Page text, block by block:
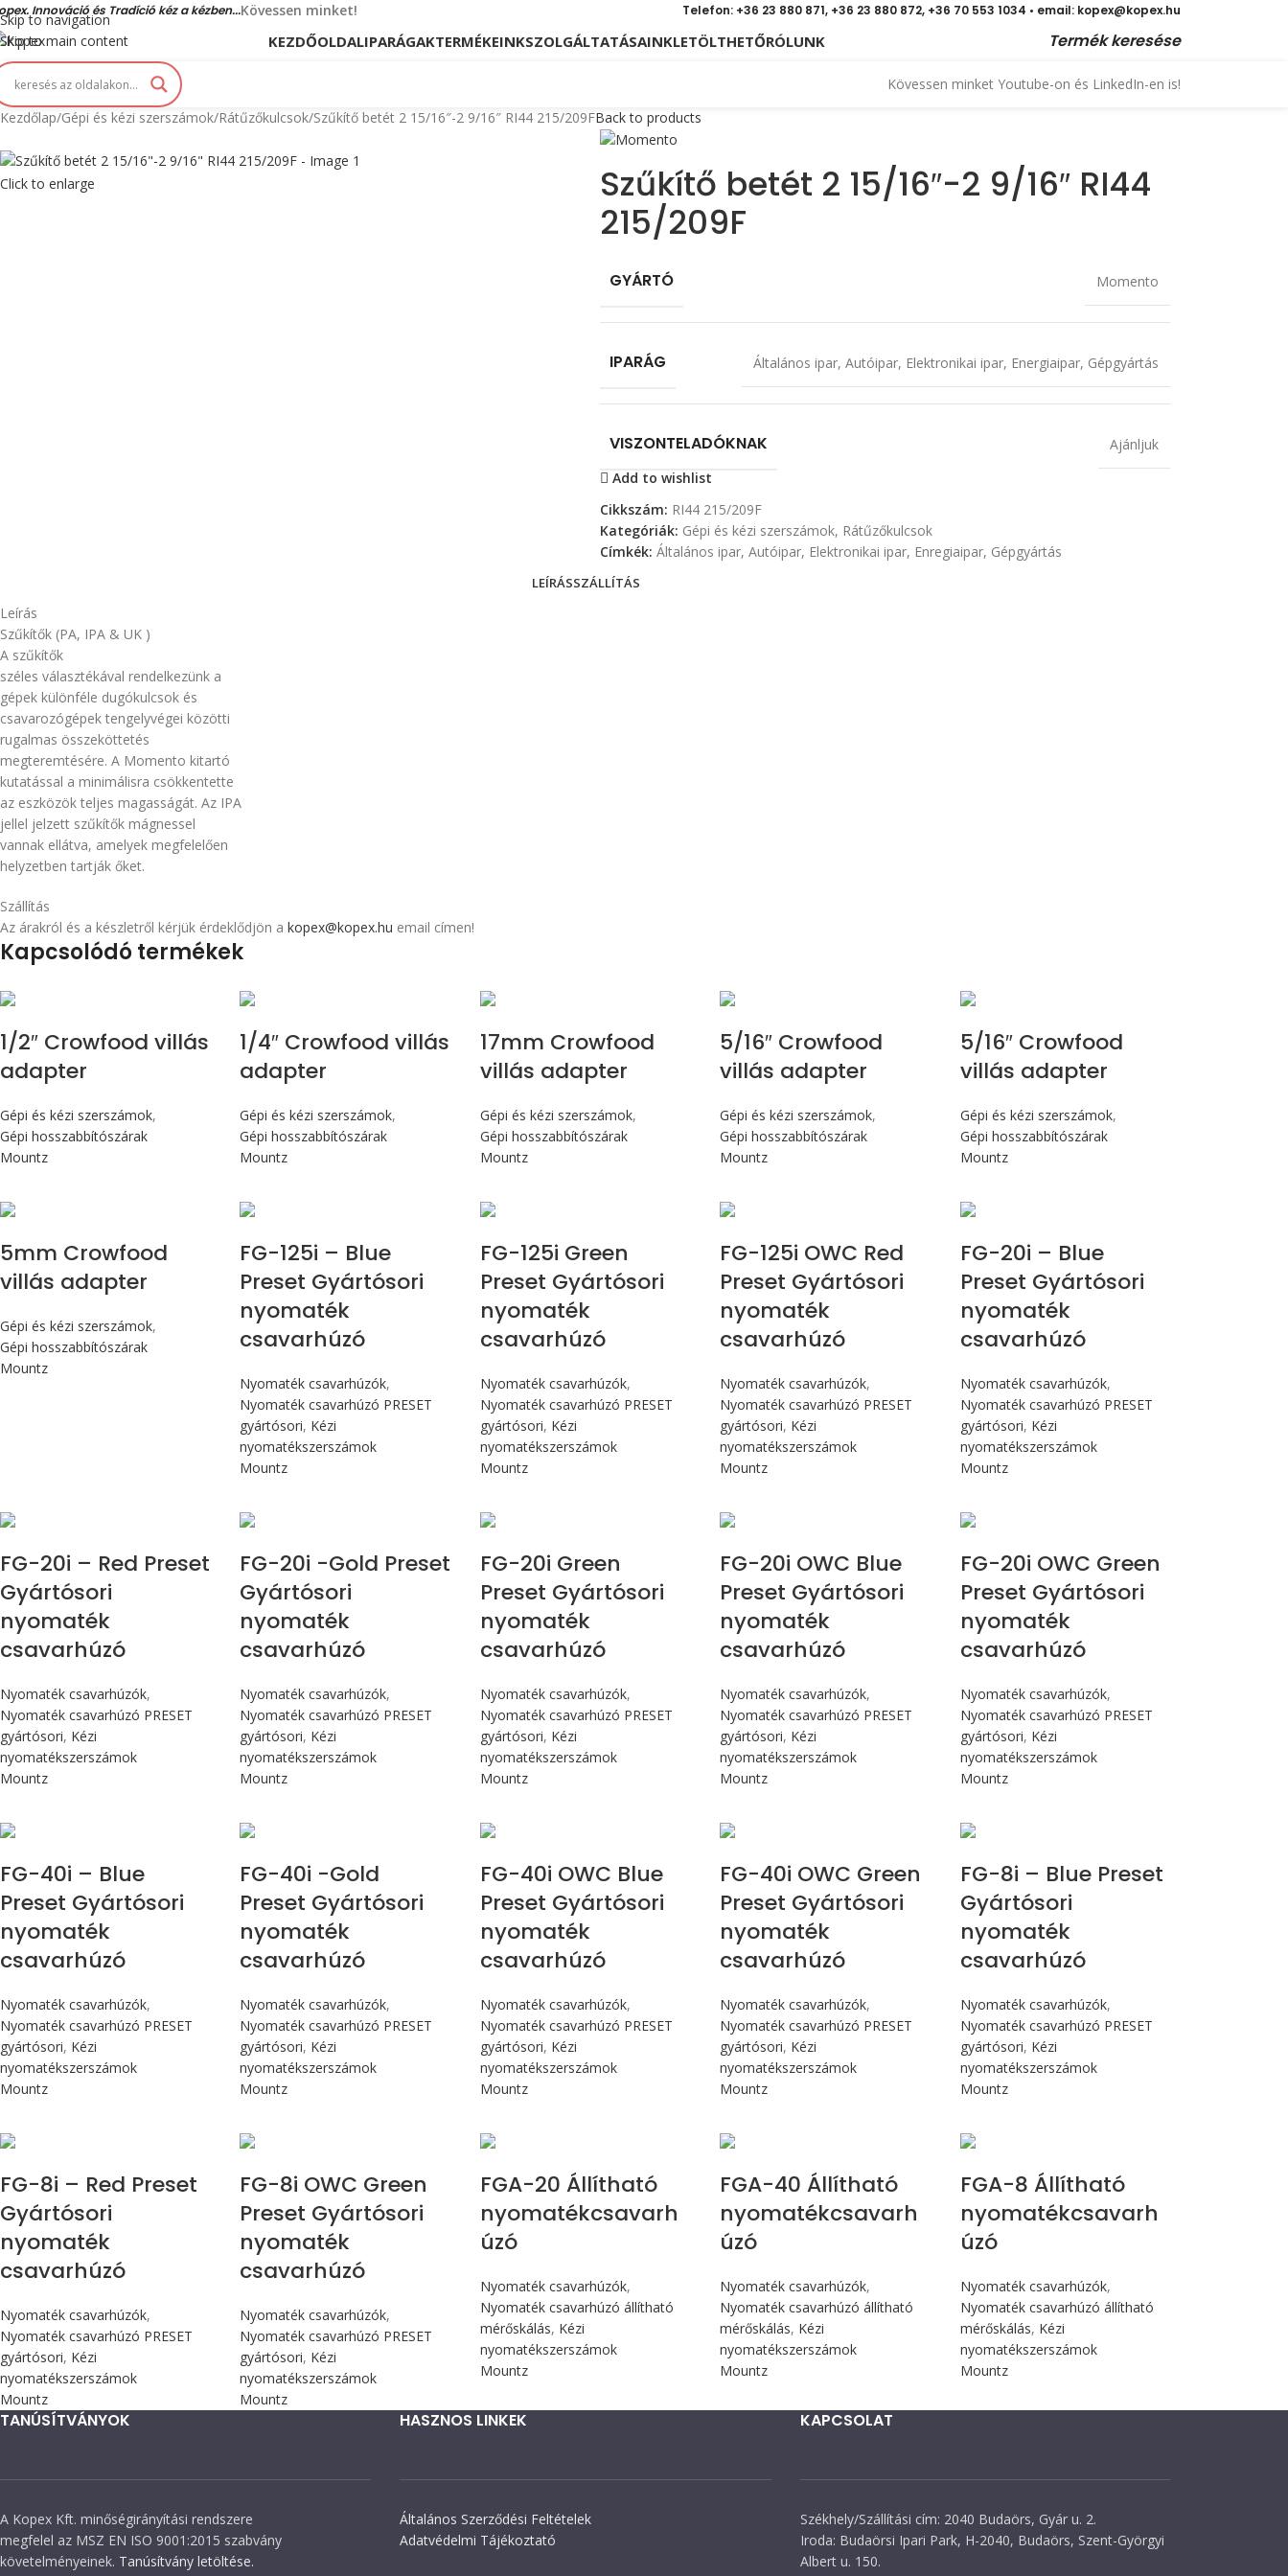
Skip to navigation
Skip to main content
Innováció és Tradíció kéz a kézben...Kövessen minket! Telefon: +36 23 880 871, +36 23 880 872, +36 70 553 1034 • email: kopex@kopex.hu
KEZDŐOLDALIPARÁGAKTERMÉKEINKSZOLGÁLTATÁSAINKLETÖLTHETŐRÓLUNK Termék keresése
Kövessen minket Youtube-on és LinkedIn-en is!
Kezdőlap Gépi és kézi szerszámok Rátűzőkulcsok Szűkítő betét 2 15/16″-2 9/16″ RI44 215/209FBack to products
Click to enlarge
Szűkítő betét 2 15/16″-2 9/16″ RI44
215/209F
GYÁRTÓ Momento
IPARÁG Általános ipar, Autóipar, Elektronikai ipar, Energiaipar, Gépgyártás
VISZONTELADÓKNAK
Ajánljuk
Add to wishlist
Cikkszám: RI44 215/209F
Kategóriák: Gépi és kézi szerszámok, Rátűzőkulcsok
Címkék: Általános ipar, Autóipar, Elektronikai ipar, Enregiaipar, Gépgyártás
LEÍRÁSSZÁLLÍTÁS
Leírás
Szűkítők (PA, IPA & UK )
A szűkítők
széles választékával rendelkezünk a
gépek különféle dugókulcsok és
csavarozógépek tengelyvégei közötti
rugalmas összeköttetés
megteremtésére. A Momento kitartó
kutatással a minimálisra csökkentette
az eszközök teljes magasságát. Az IPA
jellel jelzett szűkítők mágnessel
vannak ellátva, amelyek megfelelően
helyzetben tartják őket.
Szállítás
Az árakról és a készletről kérjük érdeklődjön a kopex@kopex.hu email címen!
Kapcsolódó termékek
1/2″ Crowfood villás
adapter
Gépi és kézi szerszámok,
Gépi hosszabbítószárak
Mountz
1/4″ Crowfood villás
adapter
Gépi és kézi szerszámok,
Gépi hosszabbítószárak
Mountz
17mm Crowfood
villás adapter
Gépi és kézi szerszámok,
Gépi hosszabbítószárak
Mountz
5/16″ Crowfood
villás adapter
Gépi és kézi szerszámok,
Gépi hosszabbítószárak
Mountz
5/16″ Crowfood
villás adapter
Gépi és kézi szerszámok,
Gépi hosszabbítószárak
Mountz
5mm Crowfood
villás adapter
Gépi és kézi szerszámok,
Gépi hosszabbítószárak
Mountz
FG-125i – Blue
Preset Gyártósori
nyomaték
csavarhúzó
Nyomaték csavarhúzók,
Nyomaték csavarhúzó PRESET
gyártósori, Kézi
nyomatékszerszámok
Mountz
FG-125i Green
Preset Gyártósori
nyomaték
csavarhúzó
Nyomaték csavarhúzók,
Nyomaték csavarhúzó PRESET
gyártósori, Kézi
nyomatékszerszámok
Mountz
FG-125i OWC Red
Preset Gyártósori
nyomaték
csavarhúzó
Nyomaték csavarhúzók,
Nyomaték csavarhúzó PRESET
gyártósori, Kézi
nyomatékszerszámok
Mountz
FG-20i – Blue
Preset Gyártósori
nyomaték
csavarhúzó
Nyomaték csavarhúzók,
Nyomaték csavarhúzó PRESET
gyártósori, Kézi
nyomatékszerszámok
Mountz
FG-20i – Red Preset
Gyártósori
nyomaték
csavarhúzó
Nyomaték csavarhúzók,
Nyomaték csavarhúzó PRESET
gyártósori, Kézi
nyomatékszerszámok
Mountz
FG-20i -Gold Preset
Gyártósori
nyomaték
csavarhúzó
Nyomaték csavarhúzók,
Nyomaték csavarhúzó PRESET
gyártósori, Kézi
nyomatékszerszámok
Mountz
FG-20i Green
Preset Gyártósori
nyomaték
csavarhúzó
Nyomaték csavarhúzók,
Nyomaték csavarhúzó PRESET
gyártósori, Kézi
nyomatékszerszámok
Mountz
FG-20i OWC Blue
Preset Gyártósori
nyomaték
csavarhúzó
Nyomaték csavarhúzók,
Nyomaték csavarhúzó PRESET
gyártósori, Kézi
nyomatékszerszámok
Mountz
FG-20i OWC Green
Preset Gyártósori
nyomaték
csavarhúzó
Nyomaték csavarhúzók,
Nyomaték csavarhúzó PRESET
gyártósori, Kézi
nyomatékszerszámok
Mountz
FG-40i – Blue
Preset Gyártósori
nyomaték
csavarhúzó
Nyomaték csavarhúzók,
Nyomaték csavarhúzó PRESET
gyártósori, Kézi
nyomatékszerszámok
Mountz
FG-40i -Gold
Preset Gyártósori
nyomaték
csavarhúzó
Nyomaték csavarhúzók,
Nyomaték csavarhúzó PRESET
gyártósori, Kézi
nyomatékszerszámok
Mountz
FG-40i OWC Blue
Preset Gyártósori
nyomaték
csavarhúzó
Nyomaték csavarhúzók,
Nyomaték csavarhúzó PRESET
gyártósori, Kézi
nyomatékszerszámok
Mountz
FG-40i OWC Green
Preset Gyártósori
nyomaték
csavarhúzó
Nyomaték csavarhúzók,
Nyomaték csavarhúzó PRESET
gyártósori, Kézi
nyomatékszerszámok
Mountz
FG-8i – Blue Preset
Gyártósori
nyomaték
csavarhúzó
Nyomaték csavarhúzók,
Nyomaték csavarhúzó PRESET
gyártósori, Kézi
nyomatékszerszámok
Mountz
FG-8i – Red Preset
Gyártósori
nyomaték
csavarhúzó
Nyomaték csavarhúzók,
Nyomaték csavarhúzó PRESET
gyártósori, Kézi
nyomatékszerszámok
Mountz
FG-8i OWC Green
Preset Gyártósori
nyomaték
csavarhúzó
Nyomaték csavarhúzók,
Nyomaték csavarhúzó PRESET
gyártósori, Kézi
nyomatékszerszámok
Mountz
FGA-20 Állítható
nyomatékcsavarh
úzó
Nyomaték csavarhúzók,
Nyomaték csavarhúzó állítható
mérőskálás, Kézi
nyomatékszerszámok
Mountz
FGA-40 Állítható
nyomatékcsavarh
úzó
Nyomaték csavarhúzók,
Nyomaték csavarhúzó állítható
mérőskálás, Kézi
nyomatékszerszámok
Mountz
FGA-8 Állítható
nyomatékcsavarh
úzó
Nyomaték csavarhúzók,
Nyomaték csavarhúzó állítható
mérőskálás, Kézi
nyomatékszerszámok
Mountz
TANÚSÍTVÁNYOK
A Kopex Kft. minőségirányítási rendszere
megfelel az MSZ EN ISO 9001:2015 szabvány
követelményeinek. Tanúsítvány letöltése.
HASZNOS LINKEK
Általános Szerződési Feltételek
Adatvédelmi Tájékoztató
KAPCSOLAT
Székhely/Szállítási cím: 2040 Budaörs, Gyár u. 2.
Iroda: Budaörsi Ipari Park, H-2040, Budaörs, Szent-Györgyi
Albert u. 150.